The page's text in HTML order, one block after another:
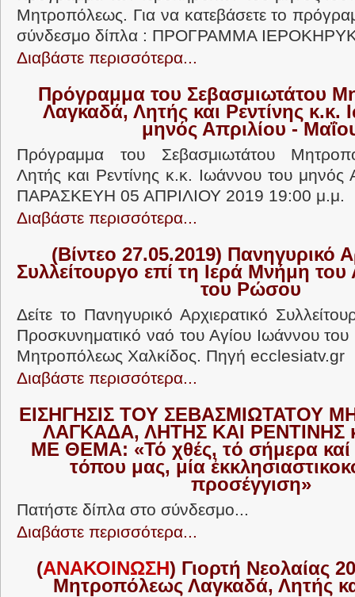
Μητροπόλεως. Για να κατεβάσετε το
σύνδεσμο δίπλα : ΠΡΟΓΡΑΜΜΑ
Διαβάστε περισσότερα...
Πρόγραμμα του Σεβασμιωτάτου
Λαγκαδά, Λητής και Ρεντίνης κ.κ.
μηνός Απριλίου -
Πρόγραμμα του Σεβασμιωτάτου
Λητής και Ρεντίνης κ.κ. Ιωάννου του
ΠΑΡΑΣΚΕΥΗ 05 ΑΠΡΙΛΙΟΥ 2019 19:00 μ.μ.
Διαβάστε περισσότερα...
(Βίντεο 27.05.2019) Πανηγυρικό
Συλλείτουργο επί τη Ιερά Μνήμη
του Ρώσου
Δείτε το Πανηγυρικό Αρχιερατικό
Προσκυνηματικό ναό του Αγίου Ιωάννου
Μητροπόλεως Χαλκίδος. Πηγή ecclesiatv.gr
Διαβάστε περισσότερα...
ΕΙΣΗΓΗΣΙΣ ΤΟΥ ΣΕΒΑΣΜΙΩΤΑΤΟΥ
ΛΑΓΚΑΔΑ, ΛΗΤΗΣ ΚΑΙ ΡΕΝΤΙΝΗΣ
ΜΕ ΘΕΜΑ: «Τό χθές, τό σήμερα καί
τόπου μας, μία
προσέγγιση»
Πατήστε δίπλα στο σύνδεσμο...
Διαβάστε περισσότερα...
(ΑΝΑΚΟΙΝΩΣΗ) Γιορτή Νεολαίας
Μητροπόλεως Λαγκαδά, Λητής